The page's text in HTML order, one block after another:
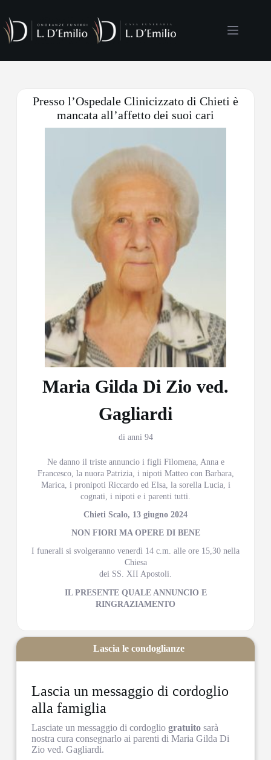
Presso l’Ospedale Clinicizzato di Chieti è
mancata all’affetto dei suoi cari
Maria Gilda Di Zio ved.
Gagliardi
di anni 94
Ne danno il triste annuncio i figli Filomena, Anna e
Francesco, la nuora Patrizia, i nipoti Matteo con Barbara,
Marica, i pronipoti Riccardo ed Elsa, la sorella Lucia, i
cognati, i nipoti e i parenti tutti.
Chieti Scalo, 13 giugno 2024
NON FIORI MA OPERE DI BENE
I funerali si svolgeranno venerdì 14 c.m. alle ore 15,30 nella
Chiesa
dei SS. XII Apostoli.
IL PRESENTE QUALE ANNUNCIO E
RINGRAZIAMENTO
Lascia un messaggio di cordoglio
alla famiglia
Lasciate un messaggio di cordogliogratuito sarà
nostra cura consegnarlo ai parenti di Maria Gilda Di
Zio ved. Gagliardi.
Lascia le condoglianze